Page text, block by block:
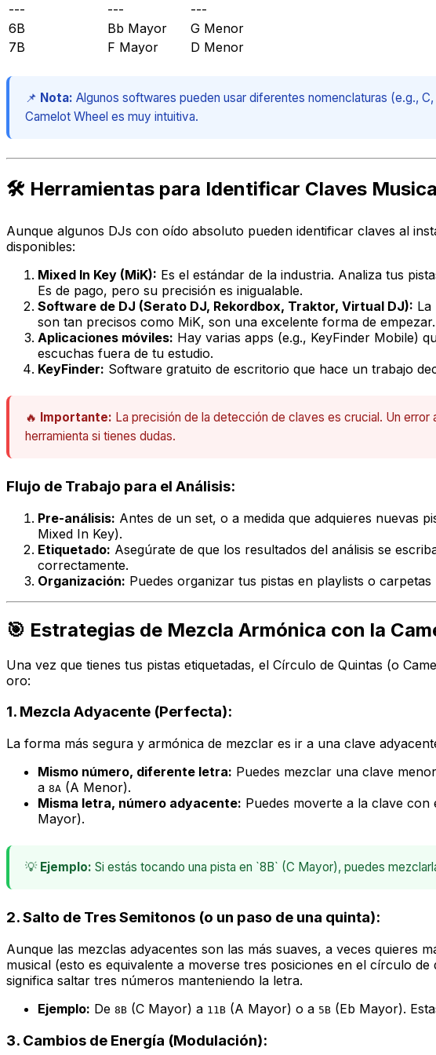
---
---
---
6B
Bb Mayor
G Menor
7B
F Mayor D Menor
📌 Nota: Algunos softwares pueden usar diferentes nomenclaturas (e.g.,
Camelot Wheel es muy intuitiva.
🛠️ Herramientas para Identificar Claves
Aunque algunos DJs con oído absoluto pueden identificar claves al
disponibles:
Mixed In Key (MiK): Es el estándar de la industria. Analiza tus
Es de pago, pero su precisión es inigualable.
Software de DJ (Serato DJ, Rekordbox, Traktor, Virtual DJ): La
son tan precisos como MiK, son una excelente forma de empezar.
Aplicaciones móviles: Hay varias apps (e.g., KeyFinder Mobile)
escuchas fuera de tu estudio.
KeyFinder: Software gratuito de escritorio que hace un trabajo
🔥 Importante: La precisión de la detección de claves es crucial. Un error
herramienta si tienes dudas.
Flujo de Trabajo para el Análisis:
Pre-análisis: Antes de un set, o a medida que adquieres nuevas
Mixed In Key).
Etiquetado: Asegúrate de que los resultados del análisis se
correctamente.
Organización: Puedes organizar tus pistas en playlists o carpetas
🎯 Estrategias de Mezcla Armónica con la
Una vez que tienes tus pistas etiquetadas, el Círculo de Quintas (o
oro:
1. Mezcla Adyacente (Perfecta):
La forma más segura y armónica de mezclar es ir a una clave
Mismo número, diferente letra: Puedes mezclar una clave
a 8A (A Menor).
Misma letra, número adyacente: Puedes moverte a la clave
Mayor).
💡 Ejemplo: Si estás tocando una pista en `8B` (C Mayor), puedes
2.Salto de Tres Semitonos (o un paso de una quinta):
Aunque las mezclas adyacentes son las más suaves, a veces quieres
musical (esto es equivalente a moverse tres posiciones en el círculo
significa saltar tres números manteniendo la letra.
Ejemplo: De 8B (C Mayor) a 11B (A Mayor) o a 5B (Eb Mayor).
3. Cambios de Energía (Modulación):